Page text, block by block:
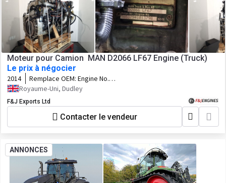
Moteur pour Camion MAN D2066 LF67 Engine (Truck)
Le prix à négocier
2014 Remplace OEM: Engine No.
50537941013798
Royaume-Uni, Dudley
F&J Exports Ltd
Contacter le vendeur
ANNONCES